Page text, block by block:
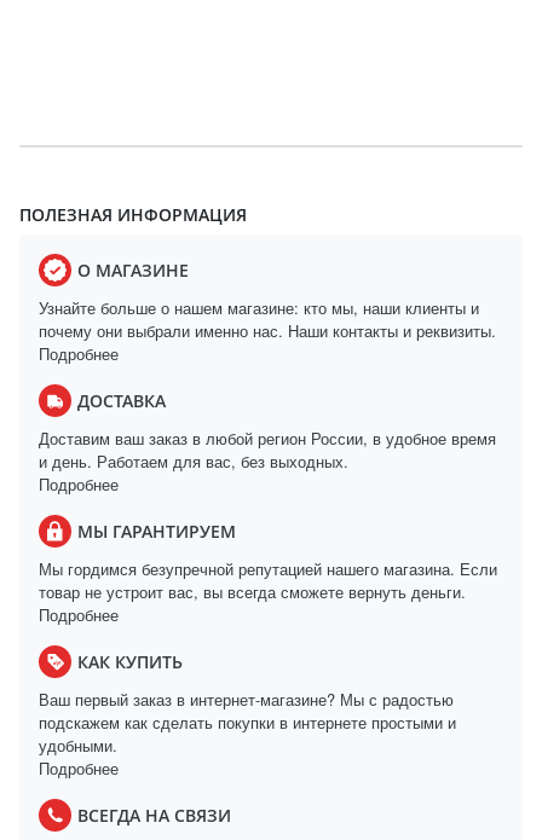
ПОЛЕЗНАЯ ИНФОРМАЦИЯ
О МАГАЗИНЕ
Узнайте больше о нашем магазине: кто мы, наши клиенты и
почему они выбрали именно нас. Наши контакты и реквизиты.
Подробнее
ДОСТАВКА
Доставим ваш заказ в любой регион России, в удобное время
и день. Работаем для вас, без выходных.
Подробнее
МЫ ГАРАНТИРУЕМ
Мы гордимся безупречной репутацией нашего магазина. Если
товар не устроит вас, вы всегда сможете вернуть деньги.
Подробнее
КАК КУПИТЬ
Ваш первый заказ в интернет-магазине? Мы с радостью
подскажем как сделать покупки в интернете простыми и
удобными.
Подробнее
ВСЕГДА НА СВЯЗИ